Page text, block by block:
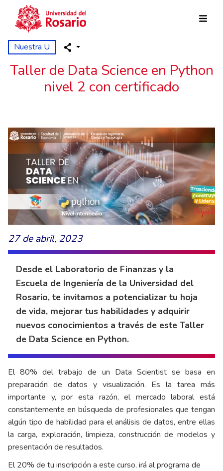
Pasar al contenido principal
Nuestra U
Taller de Data Science en Python
nivel 2 con certificado
27 de abril, 2023
Desde el Laboratorio de Finanzas y la
Escuela de Ingeniería de la Universidad del
Rosario, te invitamos a potencializar tu hoja
de vida, mejorar tus habilidades y adquirir
nuevos conocimientos a través de este Taller
de Data Science en Python.
El 80% del trabajo de un Data Scientist se basa en
preparación de datos y visualización. Es la tarea más
importante y, por esta razón, el mercado laboral está
constantemente en búsqueda de profesionales que tengan
algún tipo de habilidad para el análisis de datos, entre ellas
la carga, exploración, limpieza, construcción de modelos y
presentación de resultados.
El 20% de tu inscripción a este curso, irá al programa de